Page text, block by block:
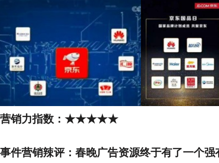
营销力指数： ★★★★★
事件营销辣评：春晚广告资源终于有了一个强